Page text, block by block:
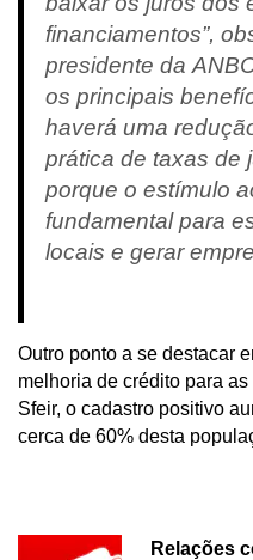
financiamentos”,
presidente da
os principais
haverá uma
prática de taxas de
porque o estímulo
fundamental para
locais e gerar
Outro ponto a se destacar
melhoria de crédito para
Sfeir, o cadastro positivo
cerca de 60% desta
Relações